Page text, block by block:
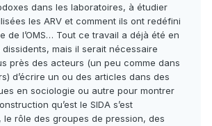
dans les laboratoires, à étudier
les ARV et comment ils ont redéfini
de l’OMS… Tout ce travail a déjà été en
mais il serait nécessaire
près des acteurs (un peu comme dans
d’écrire un ou des articles dans des
en sociologie ou autre pour montrer
qu’est le SIDA s’est
le rôle des groupes de pression, des